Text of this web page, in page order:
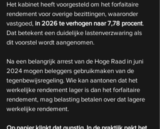
Het kabinet heeft voorgesteld om het forfaitaire
rendement voor overige bezittingen, waaronder
vastgoed, in 2026 te verhogen naar 7,78 procent.
Dat betekent een duidelijke lastenverzwaring als
dit voorstel wordt aangenomen.
Na een belangrijk arrest van de Hoge Raad in juni
2024 mogen beleggers gebruikmaken van de
tegenbewijsregeling. Wie kan aantonen dat het
werkelijke rendement lager is dan het forfaitaire
rendement, mag belasting betalen over dat lagere
werkelijke rendement.